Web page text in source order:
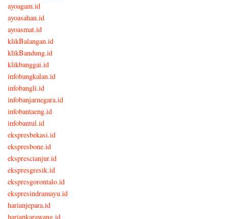
ayoagam.id
ayoasahan.id
ayoasmat.id
klikBalangan.id
klikBandung.id
klikbanggai.id
infobangkalan.id
infobangli.id
infobanjarnegara.id
infobantaeng.id
infobantul.id
ekspresbekasi.id
ekspresbone.id
eksprescianjur.id
ekspresgresik.id
ekspresgorontalo.id
ekspresindramayu.id
harianjepara.id
hariankarawang.id